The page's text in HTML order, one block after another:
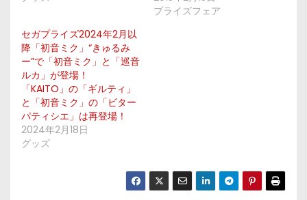
プライズフェア
セガプライズ2024年2月以
降「初音ミク」“きゅるみ
ー”で「初音ミク」と「巡音
ルカ」が登場！
「KAITO」の「ギルティ」
と「初音ミク」の「ビター
パティシエ」は再登場！
2024年2月18日
グッズ